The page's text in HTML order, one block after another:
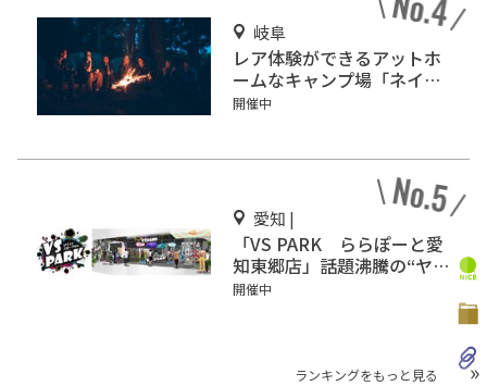
岐阜
レア体験ができるアットホ
ームなキャンプ場「ネイチ
ャーランドかみのほ」
開催中
愛知 |
「VS PARK ららぽーと愛
知東郷店」話題沸騰の“ヤバ
すぎスポーツ”を体感せ
開催中
ランキングをもっと見る